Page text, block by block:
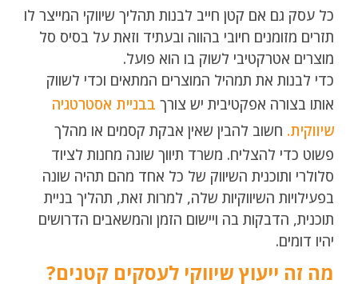
כל עסק גם אם קטן חייב לבנות תהליך שיווקי המייצר לו
תזרים מזומנים חיובי בהווה ובעתיד וזאת על בסיס סל
מוצרים אטרקטיבי לשוק בו הוא פועל.
כדי לבנות את תמהיל המוצרים המתאים וכדי לשווק
אותו בצורה אפקטיבית יש צורך בבניית אסטרטגיה
שיווקית. חשוב להבין שאין אבקת קסמים או מהלך
פשוט כדי להצליח. משרד תיווך שונה מחנות לציוד
סלולרי ותוכנית השיווק של כל אחד מהם תהיה שונה
בפעילויות השיווקיות שלה, למרות זאת, תהליך בניית
תוכנית, הדבקות בה ויישום הזמן והמשאבים הדרושים
יהיו דומים.
מה זה ייעוץ שיווקי לעסקים קטנים?